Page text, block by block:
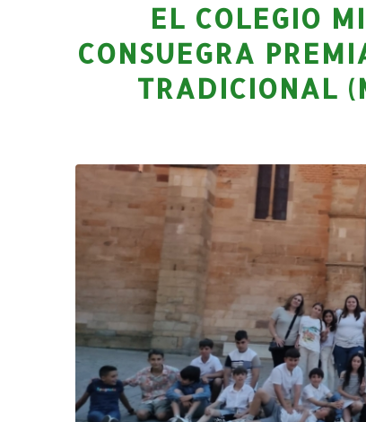
EL COLEGIO
CONSUEGRA
TRADICIONAL